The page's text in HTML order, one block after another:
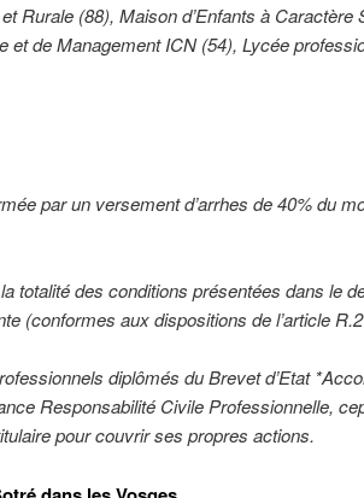
Rurale (88), Maison d’Enfants à Caractère
et de Management ICN (54), Lycée
par un versement d’arrhes de 40% du
totalité des conditions présentées dans le
(conformes aux dispositions de l’article
diplômés du Brevet d’Etat
Responsabilité Civile Professionnelle,
pour couvrir ses propres actions.